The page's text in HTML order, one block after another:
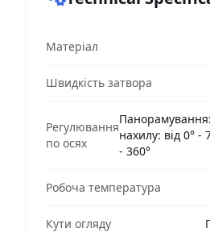
Матеріал
Швидкість затвора
Регулювання
по осях
Панорамування:
нахилу: від 0° -
- 360°
Робоча температура
Кути огляду